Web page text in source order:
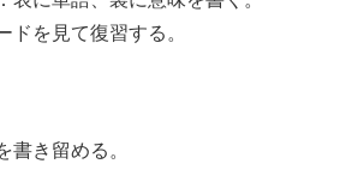
ドを見て復習する。
き留める。